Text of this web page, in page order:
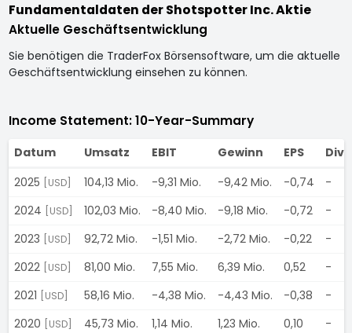
Fundamentaldaten der Shotspotter Inc. Aktie
Aktuelle Geschäftsentwicklung
Sie benötigen die TraderFox Börsensoftware, um die aktuelle
Geschäftsentwicklung einsehen zu können.
Income Statement: 10-Year-Summary
Datum Umsatz EBIT Gewinn EPS
2025
[USD] 104,13 Mio. -9,31 Mio. -9,42 Mio. -0,74
-
2024
[USD] 102,03 Mio. -8,40 Mio. -9,18 Mio. -0,72
-
2023
[USD] 92,72 Mio. -1,51 Mio. -2,72 Mio. -0,22
-
2022
[USD] 81,00 Mio. 7,55 Mio. 6,39 Mio. 0,52
-
2021
[USD] 58,16 Mio. -4,38 Mio. -4,43 Mio. -0,38
-
2020
[USD] 45,73 Mio. 1,14 Mio. 1,23 Mio. 0,10
-